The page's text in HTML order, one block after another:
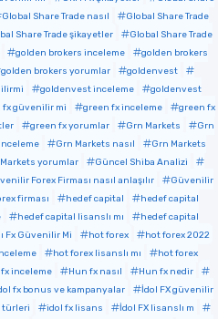
Global Share Trade nasıl
Global Share Trade
Share Trade şikayetler
Global Share Trade
golden brokers inceleme
golden brokers
golden brokers yorumlar
goldenvest
goldenvest inceleme
goldenvest
fx güvenilir mi green fx inceleme
green fx
green fx yorumlar Grn Markets
Grn
Grn Markets nasıl
Grn Markets
yorumlar
Güncel Shiba Analizi
Forex Firması nasıl anlaşılır
Güvenilir
firması hedef capital
hedef capital
hedef capital lisanslı mı
hedef capital
Fx Güvenilir Mi hot forex
hot forex 2022
hot forex lisanslı mı
hot forex
inceleme Hun fx nasıl
Hun fx nedir
fx bonus ve kampanyalar
İdol FX güvenilir
türleri idol fx lisans
İdol FX lisanslı m